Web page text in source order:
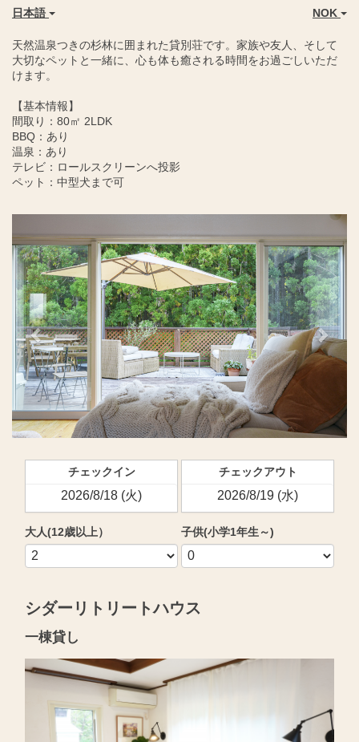
日本語 NOK
天然温泉つきの杉林に囲まれた貸別荘です。家族や友人、そして
大切なペットと一緒に、心も体も癒される時間をお過ごしいただ
けます。
【基本情報】
間取り：80㎡ 2LDK
BBQ：あり
温泉：あり
テレビ：ロールスクリーンへ投影
ペット：中型犬まで可
Next
チェックイン チェックアウト
大人(12歳以上） 子供(小学1年生～)
シダーリトリートハウス
一棟貸し